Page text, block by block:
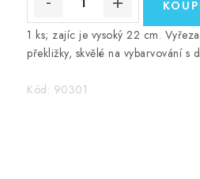
1 ks; zajíc je vysoký 22 cm.
překližky, skvělé na vybarvování s
Kód: 90301